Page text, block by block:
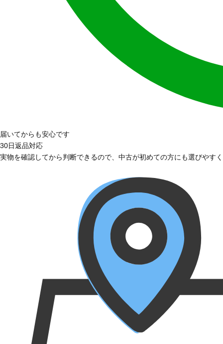
届いてからも安心です
30日返品対応
実物を確認してから判断できるので、中古が初めての方にも選びやす